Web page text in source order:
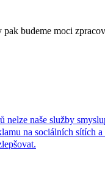
budeme moci
nelze naše služby
na sociálních sítích